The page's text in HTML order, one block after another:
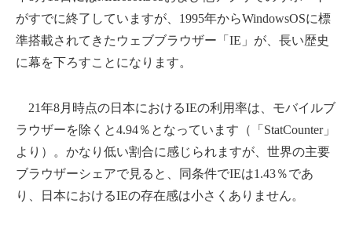
がすでに終了していますが、1995年からWindowsOSに標
準搭載されてきたウェブブラウザー「IE」が、長い歴史
に幕を下ろすことになります。
21年8月時点の日本におけるIEの利用率は、モバイルブ
ラウザーを除くと4.94％となっています（「StatCounter」
より）。かなり低い割合に感じられますが、世界の主要
ブラウザーシェアで見ると、同条件でIEは1.43％であ
り、日本におけるIEの存在感は小さくありません。